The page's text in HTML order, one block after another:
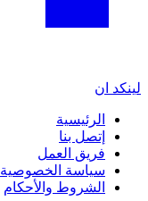
لينكد ان
الرئيسية
إتصل بنا
فريق العمل
سياسة الخصوصية
الشروط والأحكام